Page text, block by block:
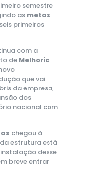
semestre
as metas
primeiros
com a
de Melhoria
que vai
da empresa,
dos
nacional com
chegou à
estrutura está
desse
breve entrar